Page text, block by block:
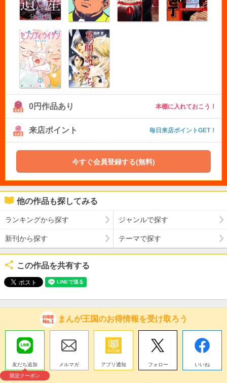
0円作品あり 本棚に入れておこう！
来店ポイント 毎日来店ポイントGET！
今すぐ会員登録する(無料)
他の作品も探してみる
ランキングから探す ジャンルで探す
新刊から探す テーマで探す
この作品を共有する
まんが王国のお得情報を受け取ろう
友だち追加
限定クーポン
メルマガ アプリ通知 フォロー いいね